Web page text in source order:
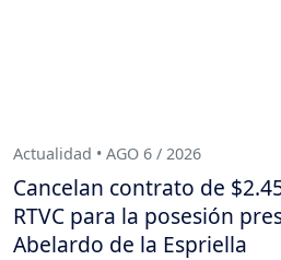
Actualidad • AGO 6 / 2026
Cancelan contrato de
RTVC para la posesión
Abelardo de la Espriella